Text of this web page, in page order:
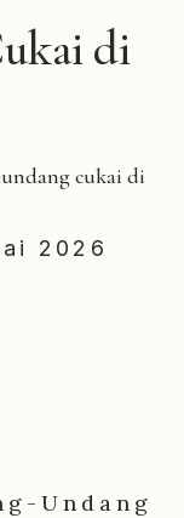
di
cukai di
2026
Undang